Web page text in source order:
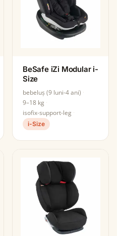
BeSafe iZi Modular i-
Size
bebeluș (9 luni-4 ani)
9–18 kg
isofix-support-leg
i-Size